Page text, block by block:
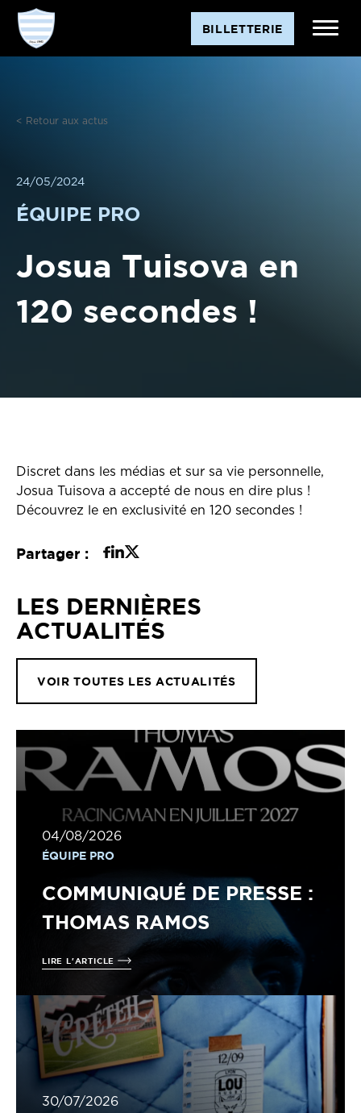
Aller
contenu
BILLETTERIE
< Retour aux actus
24/05/2024
ÉQUIPE PRO
Josua Tuisova en
120 secondes !
Discret dans les médias et sur sa vie personnelle,
Josua Tuisova a accepté de nous en dire plus !
Découvrez le en exclusivité en 120 secondes !
Partager :
LES DERNIÈRES
ACTUALITÉS
VOIR TOUTES LES ACTUALITÉS
04/08/2026
ÉQUIPE PRO
COMMUNIQUÉ DE PRESSE :
THOMAS RAMOS
LIRE L'ARTICLE
30/07/2026